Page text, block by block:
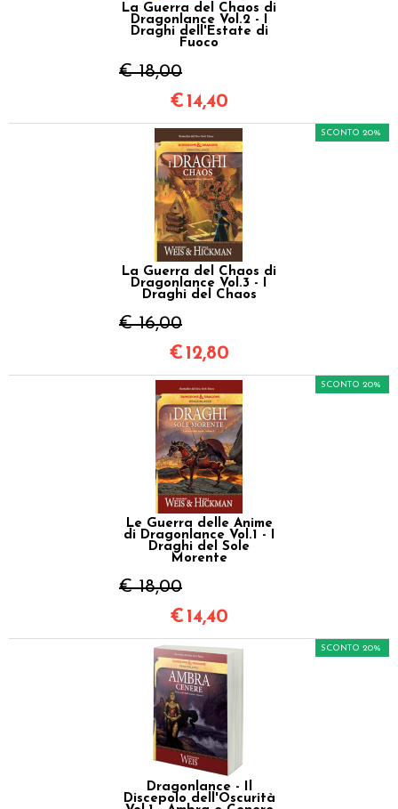
La Guerra del Chaos di
Dragonlance Vol.2 - I
Draghi dell'Estate di
Fuoco
€ 18,00
€ 14,40
La Guerra del Chaos di
Dragonlance Vol.3 - I
Draghi del Chaos
€ 16,00
SCONTO 20%
€ 12,80
Le Guerra delle Anime
di Dragonlance Vol.1 - I
Draghi del Sole
Morente
€ 18,00
SCONTO 20%
€ 14,40
Dragonlance - Il
Discepolo dell'Oscurità
SCONTO 20%